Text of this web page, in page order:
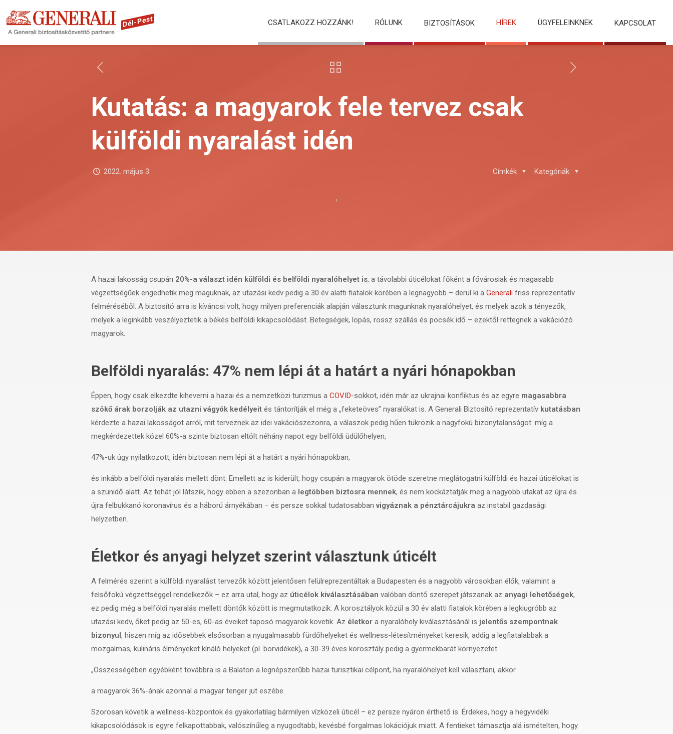
Dél-Pest CSATLAKOZZ HOZZÁNK! RÓLUNK BIZTOSÍTÁSOK HÍREK ÜGYFELEINKNEK KAPCSOLAT
Kutatás: a magyarok fele tervez csak
külföldi nyaralást idén
2022. május 3. Kategóriák
Címkék
A hazai lakosság csupán 20%-a választ idén külföldi és belföldi nyaralóhelyet is, a távolabbi úticélokat főként a fővárosiak és magasabb
végzettségűek engedhetik meg maguknak, az utazási kedv pedig a 30 év alatti fiatalok körében a legnagyobb – derül ki a Generali friss reprezentatív
felméréséből. A biztosító arra is kíváncsi volt, hogy milyen preferenciák alapján választunk magunknak nyaralóhelyet, és melyek azok a tényezők,
melyek a leginkább veszélyeztetik a békés belföldi kikapcsolódást. Betegségek, lopás, rossz szállás és pocsék idő – ezektől rettegnek a vakációzó
magyarok.
Belföldi nyaralás: 47% nem lépi át a határt a nyári hónapokban
Éppen, hogy csak elkezdte kiheverni a hazai és a nemzetközi turizmus a COVID-sokkot, idén már az ukrajnai konfliktus és az egyre magasabbra
szökő árak borzolják az utazni vágyók kedélyeit és tántorítják el még a „feketeöves” nyaralókat is. A Generali Biztosító reprezentatív kutatásban
kérdezte a hazai lakosságot arról, mit terveznek az idei vakációszezonra, a válaszok pedig hűen tükrözik a nagyfokú bizonytalanságot: míg a
megkérdezettek közel 60%-a szinte biztosan eltölt néhány napot egy belföldi üdülőhelyen,
47%-uk úgy nyilatkozott, idén biztosan nem lépi át a határt a nyári hónapokban,
és inkább a belföldi nyaralás mellett dönt. Emellett az is kiderült, hogy csupán a magyarok ötöde szeretne meglátogatni külföldi és hazai úticélokat is
a szünidő alatt. Az tehát jól látszik, hogy ebben a szezonban a legtöbben biztosra mennek, és nem kockáztatják meg a nagyobb utakat az újra és
újra felbukkanó koronavírus és a háború árnyékában – és persze sokkal tudatosabban vigyáznak a pénztárcájukra az instabil gazdasági
helyzetben.
Életkor és anyagi helyzet szerint választunk úticélt
A felmérés szerint a külföldi nyaralást tervezők között jelentősen felülreprezentáltak a Budapesten és a nagyobb városokban élők, valamint a
felsőfokú végzettséggel rendelkezők – ez arra utal, hogy az úticélok kiválasztásában valóban döntő szerepet játszanak az anyagi lehetőségek,
ez pedig még a belföldi nyaralás mellett döntők között is megmutatkozik. A korosztályok közül a 30 év alatti fiatalok körében a legkiugróbb az
utazási kedv, őket pedig az 50-es, 60-as éveiket taposó magyarok követik. Az életkor a nyaralóhely kiválasztásánál is jelentős szempontnak
bizonyul, hiszen míg az idősebbek elsősorban a nyugalmasabb fürdőhelyeket és wellness-létesítményeket keresik, addig a legfiatalabbak a
mozgalmas, kulináris élményeket kínáló helyeket (pl. borvidékek), a 30-39 éves korosztály pedig a gyermekbarát környezetet.
„Összességében egyébként továbbra is a Balaton a legnépszerűbb hazai turisztikai célpont, ha nyaralóhelyet kell választani, akkor
a magyarok 36%-ának azonnal a magyar tenger jut eszébe.
Szorosan követik a wellness-központok és gyakorlatilag bármilyen vízközeli úticél – ez persze nyáron érthető is. Érdekes, hogy a hegyvidéki
kikapcsolódások is egyre felkapottabbak, valószínűleg a nyugodtabb, kevésbé forgalmas lokációjuk miatt. A fentieket támasztja alá ismételten, hogy